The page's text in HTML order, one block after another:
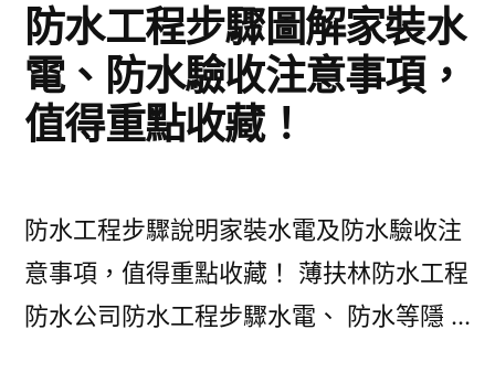
有
哪
些，
別
怎
樣
裝
防水工程步驟圖解家裝水
電、防水驗收注意事項，
值得重點收藏！
防水工程步驟說明家裝水電及防水驗收注
意事項，值得重點收藏！ 薄扶林防水工程
防水公司防水工程步驟水電、 防水等隱 …